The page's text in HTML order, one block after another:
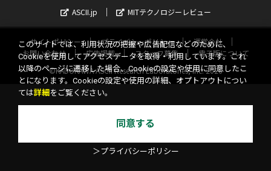
ASCII.jp
MITテクノロジーレビュー
サイトポリシー プライバシーポリシー
運営会社
お問い合わせ
広告掲載 スタッフ募集
電子版について
©KADOKAWA ASCII Research Laboratories, Inc. 2026
このサイトでは、利用状況の把握や広告配信などのために、
Cookieを使用してアクセスデータを取得・利用しています。これ
以降のページに遷移した場合、Cookieの設定や使用に同意したこ
とになります。Cookieの設定や使用の詳細、オプトアウトについ
ては詳細 をご覧ください。
同意する
＞プライバシーポリシー